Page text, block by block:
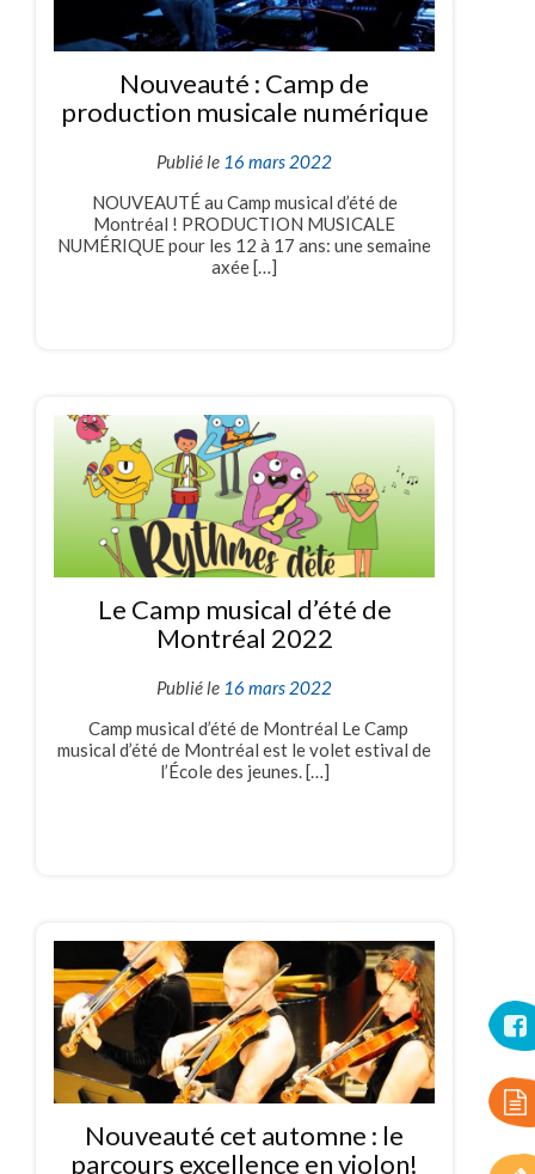
Nouveauté : Camp de
production musicale numérique
Publié le 16 mars 2022
NOUVEAUTÉ au Camp musical d’été de
Montréal ! PRODUCTION MUSICALE
NUMÉRIQUE pour les 12 à 17 ans: une semaine
axée […]
Le Camp musical d’été de
Montréal 2022
Publié le 16 mars 2022
Camp musical d’été de Montréal Le Camp
musical d’été de Montréal est le volet estival de
l’École des jeunes. […]
Nouveauté cet automne : le
parcours excellence en violon!